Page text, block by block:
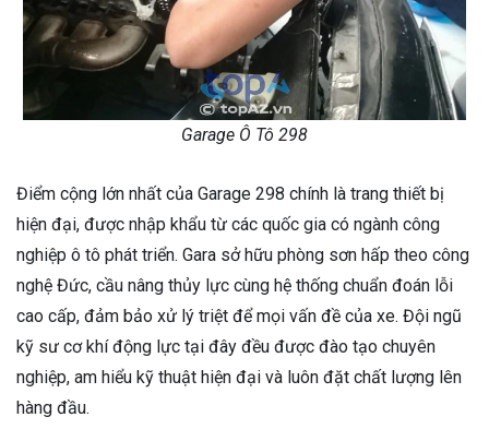
Garage Ô Tô 298
Điểm cộng lớn nhất của Garage 298 chính là trang thiết bị
hiện đại, được nhập khẩu từ các quốc gia có ngành công
nghiệp ô tô phát triển. Gara sở hữu phòng sơn hấp theo công
nghệ Đức, cầu nâng thủy lực cùng hệ thống chuẩn đoán lỗi
cao cấp, đảm bảo xử lý triệt để mọi vấn đề của xe. Đội ngũ
kỹ sư cơ khí động lực tại đây đều được đào tạo chuyên
nghiệp, am hiểu kỹ thuật hiện đại và luôn đặt chất lượng lên
hàng đầu.